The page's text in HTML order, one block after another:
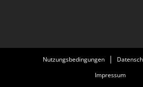
Nutzungsbedingungen
Impressum